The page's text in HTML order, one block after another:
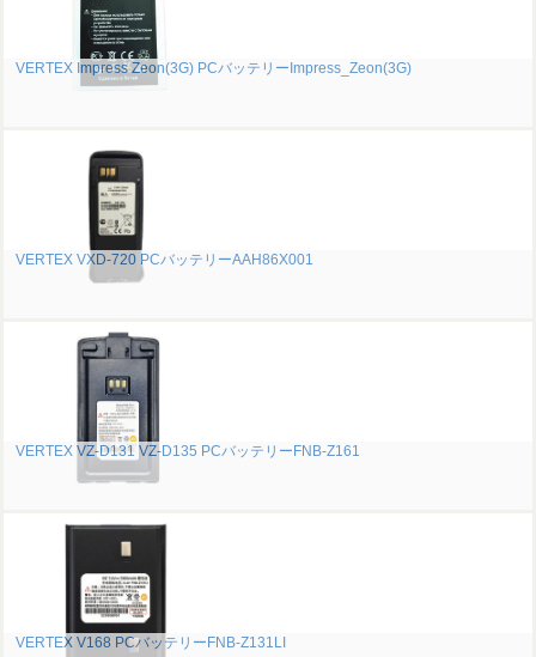
VERTEX Impress Zeon(3G) PCバッテリーImpress_Zeon(3G)
VERTEX VXD-720 PCバッテリーAAH86X001
VERTEX VZ-D131 VZ-D135 PCバッテリーFNB-Z161
VERTEX V168 PCバッテリーFNB-Z131LI